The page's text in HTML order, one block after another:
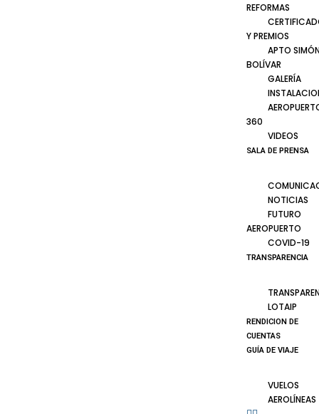
REFORMAS
Y PREMIOS
APTO
BOLÍVAR
GALERÍA
360
VIDEOS
SALA DE PRENSA
NOTICIAS
FUTURO
AEROPUERTO
COVID-19
TRANSPARENCIA
LOTAIP
RENDICION DE
CUENTAS
GUÍA DE VIAJE
VUELOS
AEROLÍNEAS